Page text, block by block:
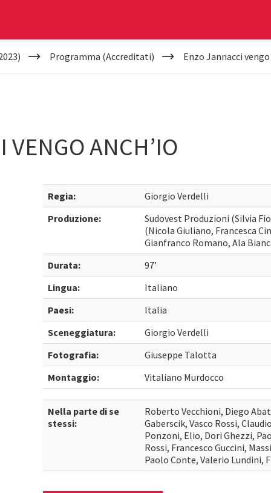
Programma (Accreditati) Enzo Jannacci vengo
VENGO ANCH’IO
Regia:
Giorgio Verdelli
Produzione:
Sudovest Produzioni (Silvia
(Nicola Giuliano, Francesca
Gianfranco Romano, Ala
Durata:
97’
Lingua:
Italiano
Paesi:
Italia
Sceneggiatura:
Giorgio Verdelli
Fotografia:
Giuseppe Talotta
Montaggio:
Vitaliano Murdocco
Nella parte di se
stessi:
Roberto Vecchioni, Diego
Gaberscik, Vasco Rossi,
Ponzoni, Elio, Dori Ghezzi,
Rossi, Francesco Guccini,
Paolo Conte, Valerio Lundini,